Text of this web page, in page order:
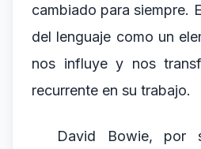
cambiado para siempre.
del lenguaje como un
nos influye y nos
recurrente en su trabajo.
David Bowie, por